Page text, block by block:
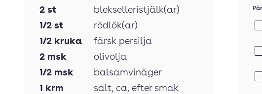
2 st
blekselleristjälk(ar)
1/2 st
rödlök(ar)
1/2 kruka
färsk persilja
2 msk
olivolja
1/2 msk
balsamvinäger
1 krm salt, ca, efter smak